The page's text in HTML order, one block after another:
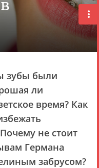
зубы были
ли
время? Как
не стоит
Германа
забрусом?